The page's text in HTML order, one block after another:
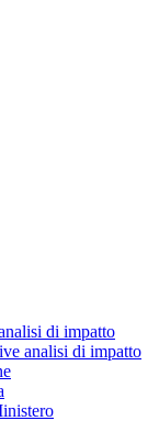
di impatto
analisi di impatto